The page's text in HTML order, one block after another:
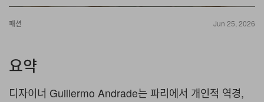
패션 Jun 25, 2026
요약
디자이너 Guillermo Andrade는 파리에서 개인적 역경,